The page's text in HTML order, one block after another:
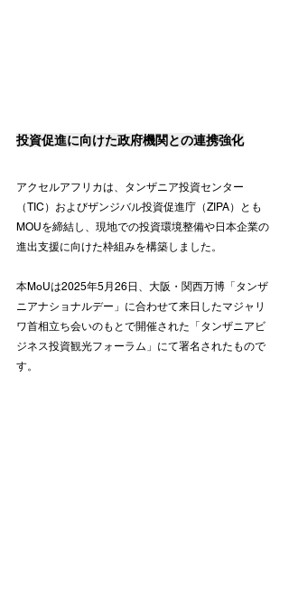
投資促進に向けた政府機関との連携強化
アクセルアフリカは、タンザニア投資センター
（TIC）およびザンジバル投資促進庁（ZIPA）とも
MOUを締結し、現地での投資環境整備や日本企業の
進出支援に向けた枠組みを構築しました。
本MoUは2025年5月26日、大阪・関西万博「タンザ
ニアナショナルデー」に合わせて来日したマジャリ
ワ首相立ち会いのもとで開催された「タンザニアビ
ジネス投資観光フォーラム」にて署名されたもので
す。